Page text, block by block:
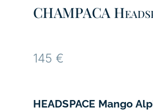
CHAMPACA
145 €
HEADSPACE Mango